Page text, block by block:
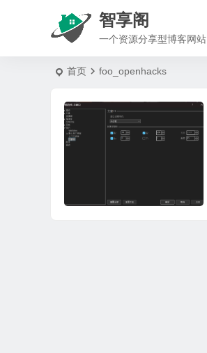
智享阁
一个资源分享型博客网站
首页 foo_openhacks